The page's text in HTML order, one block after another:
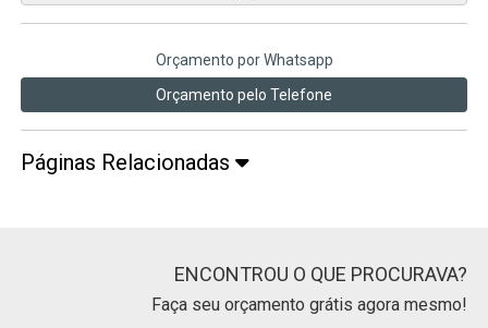
Orçamento por Whatsapp
Orçamento pelo Telefone
Páginas Relacionadas
ENCONTROU O QUE PROCURAVA?
Faça seu orçamento grátis agora mesmo!